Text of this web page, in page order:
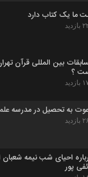
ما یک کتاب دارد
بین المللی قرآن
؟
به تحصیل در مدرسه
احیای شب نیمه شعبان
پور